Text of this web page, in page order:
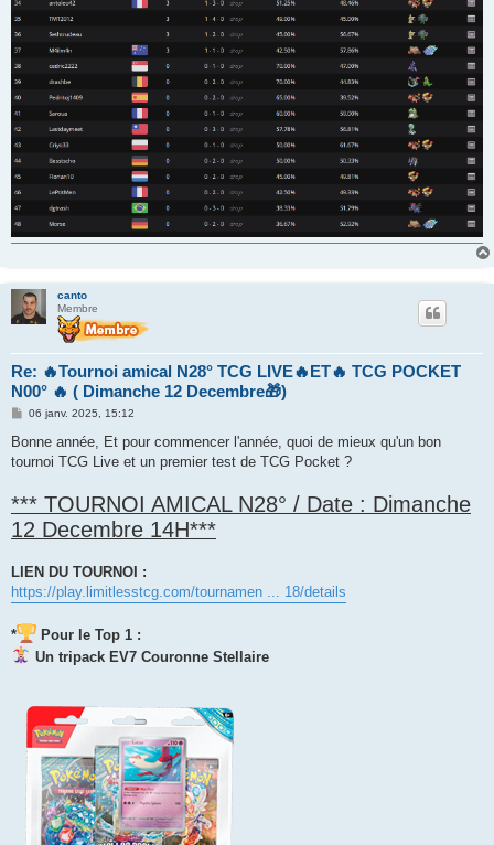
canto
Membre
Re: 🔥Tournoi amical N28° TCG LIVE🔥ET🔥 TCG POCKET
N00° 🔥 ( Dimanche 12 Decembre🎁)
M
s
a
06 janv. 2025, 15:12
Bonne année, Et pour commencer l'année, quoi de mieux qu'un bon
tournoi TCG Live et un premier test de TCG Pocket ?
*** TOURNOI AMICAL N28° / Date : Dimanche
12 Decembre 14H***
LIEN DU TOURNOI :
https://play.limitlesstcg.com/tournamen ... 18/details
*
Pour le Top 1 :
Un tripack EV7 Couronne Stellaire